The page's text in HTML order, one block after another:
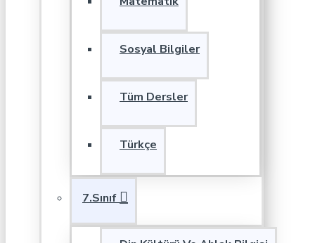
Sosyal Bilgiler
Tüm Dersler
Türkçe
7.Sınıf